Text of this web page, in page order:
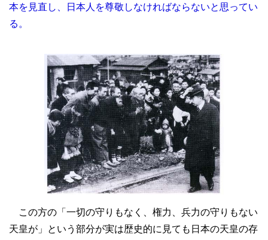
本を見直し、日本人を尊敬しなければならないと思ってい
る。
この方の「一切の守りもなく、権力、兵力の守りもない
天皇が」という部分が実は歴史的に見ても日本の天皇の存